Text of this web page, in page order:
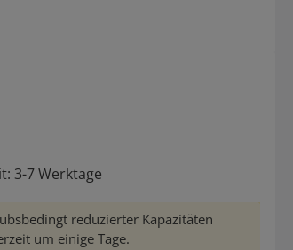
3-7 Werktage
reduzierter Kapazitäten
um einige Tage.